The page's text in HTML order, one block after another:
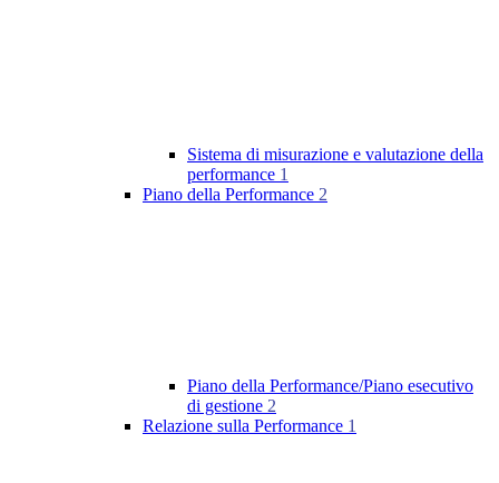
Sistema di misurazione e valutazione della
performance 1
Piano della Performance 2
Piano della Performance/Piano esecutivo
di gestione 2
Relazione sulla Performance 1